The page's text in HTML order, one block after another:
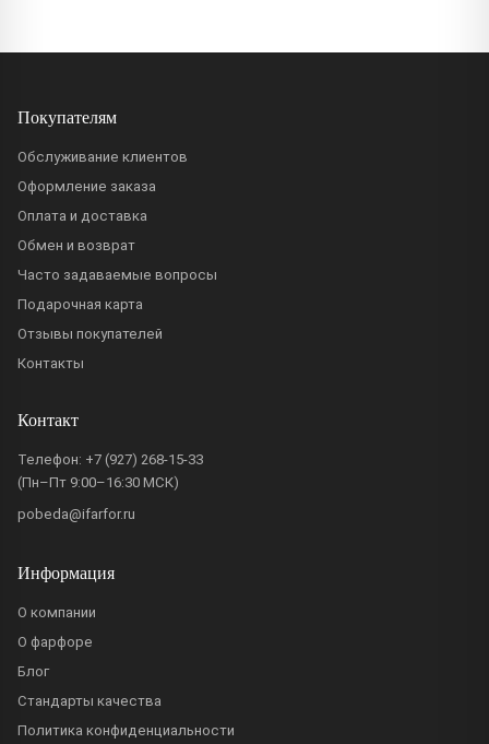
Покупателям
Обслуживание клиентов
Оформление заказа
Оплата и доставка
Обмен и возврат
Часто задаваемые вопросы
Подарочная карта
Отзывы покупателей
Контакты
Контакт
Телефон: +7 (927) 268-15-33
(Пн–Пт 9:00–16:30 МСК)
pobeda@ifarfor.ru
Информация
О компании
О фарфоре
Блог
Стандарты качества
Политика конфиденциальности